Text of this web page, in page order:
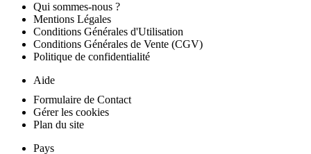
Qui sommes-nous ?
Mentions Légales
Conditions Générales d'Utilisation
Conditions Générales de Vente (CGV)
Politique de confidentialité
Aide
Formulaire de Contact
Gérer les cookies
Plan du site
Pays